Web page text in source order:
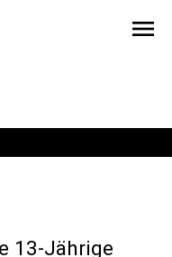
menu
13-Jährige